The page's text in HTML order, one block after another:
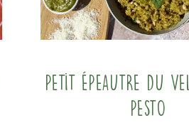
Petit Épeautre du
pesto